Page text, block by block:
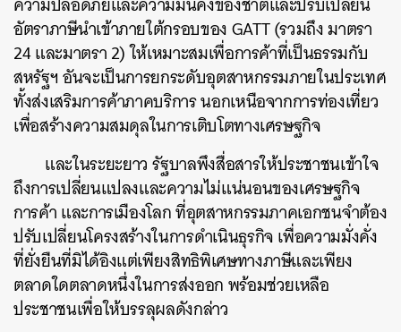
อัตราภาษีนำเข้าภายใต้กรอบของ GATT (รวมถึง มาตรา
24 และมาตรา 2) ให้เหมาะสมเพื่อการค้าที่เป็นธรรมกับ
สหรัฐฯ อันจะเป็นการยกระดับอุตสาหกรรมภายในประเทศ
ทั้งส่งเสริมการค้าภาคบริการ นอกเหนือจากการท่องเที่ยว
เพื่อสร้างความสมดุลในการเติบโตทางเศรษฐกิจ
และในระยะยาว รัฐบาลพึงสื่อสารให้ประชาชนเข้าใจ
ถึงการเปลี่ยนแปลงและความไม่แน่นอนของเศรษฐกิจ
การค้า และการเมืองโลก ที่อุตสาหกรรมภาคเอกชนจำต้อง
ปรับเปลี่ยนโครงสร้างในการดำเนินธุรกิจ เพื่อความมั่งคั่ง
ที่ยั่งยืนที่มิได้อิงแต่เพียงสิทธิพิเศษทางภาษีและเพียง
ตลาดใดตลาดหนึ่งในการส่งออก พร้อมช่วยเหลือ
ประชาชนเพื่อให้บรรลุผลดังกล่าว